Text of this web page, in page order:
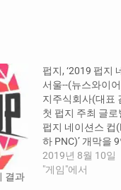
결과
펍지, ‘2019 펍지
서울--(뉴스와이
지주식회사(대표
첫 펍지 주최 글로
펍지 네이션스 컵
하 PNC)’ 개막을
9일(금)부터 11일
체육관에서 펼쳐
2019년 8월 10일
"게임"에서